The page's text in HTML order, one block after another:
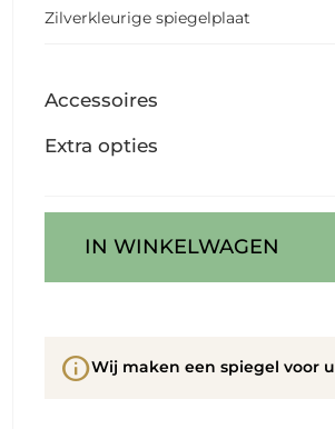
Zilverkleurige spiegelplaat
Accessoires
Extra opties
IN WINKELWAGEN
infoWij maken een spiegel voor u